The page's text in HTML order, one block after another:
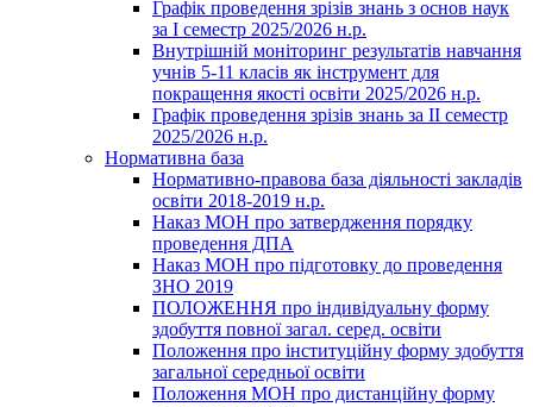
Графік проведення зрізів знань з основ наук
за І семестр 2025/2026 н.р.
Внутрішній моніторинг результатів навчання
учнів 5-11 класів як інструмент для
покращення якості освіти 2025/2026 н.р.
Графік проведення зрізів знань за ІІ семестр
2025/2026 н.р.
Нормативна база
Нормативно-правова база діяльності закладів
освіти 2018-2019 н.р.
Наказ МОН про затвердження порядку
проведення ДПА
Наказ МОН про підготовку до проведення
ЗНО 2019
ПОЛОЖЕННЯ про індивідуальну форму
здобуття повної загал. серед. освіти
Положення про інституційну форму здобуття
загальної середньої освіти
Положення МОН про дистанційну форму